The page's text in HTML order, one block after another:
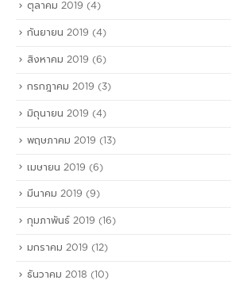
ตุลาคม 2019 (4)
กันยายน 2019 (4)
สิงหาคม 2019 (6)
กรกฎาคม 2019 (3)
มิถุนายน 2019 (4)
พฤษภาคม 2019 (13)
เมษายน 2019 (6)
มีนาคม 2019 (9)
กุมภาพันธ์ 2019 (16)
มกราคม 2019 (12)
ธันวาคม 2018 (10)